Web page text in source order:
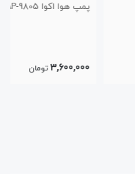
پمپ هوا اکوا AP-9805
تومان